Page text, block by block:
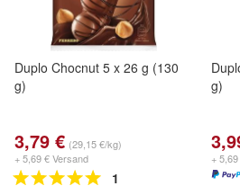
Duplo Chocnut 5 x 26 g (130
g)
3,79 € (29,15 €/kg)
+ 5,69 € Versand
1
g)
+